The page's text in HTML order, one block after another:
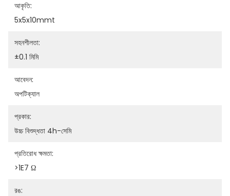
আকৃতি:
5x5x10mmt
সহনশীলতা:
±0.1 মিমি
আবেদন:
অপটিক্যাল
প্রকার:
উচ্চ বিশুদ্ধতা 4h-সেমি
প্রতিরোধ ক্ষমতা:
>1E7 Ω
রঙ: